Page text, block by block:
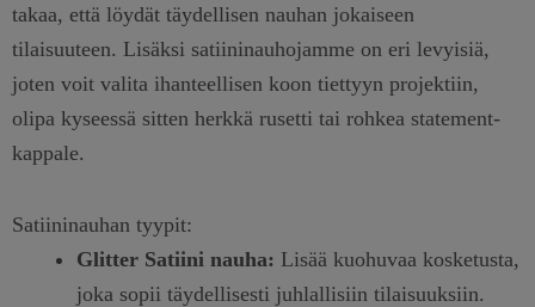
takaa, että löydät täydellisen nauhan jokaiseen
tilaisuuteen. Lisäksi satiininauhojamme on eri levyisiä,
joten voit valita ihanteellisen koon tiettyyn projektiin,
olipa kyseessä sitten herkkä rusetti tai rohkea statement-
kappale.
Satiininauhan tyypit:
Glitter Satiini nauha: Lisää kuohuvaa kosketusta,
joka sopii täydellisesti juhlallisiin tilaisuuksiin.